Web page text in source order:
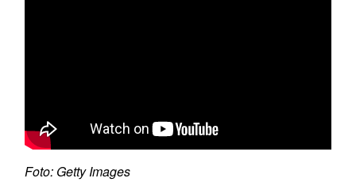
Foto: Getty Images